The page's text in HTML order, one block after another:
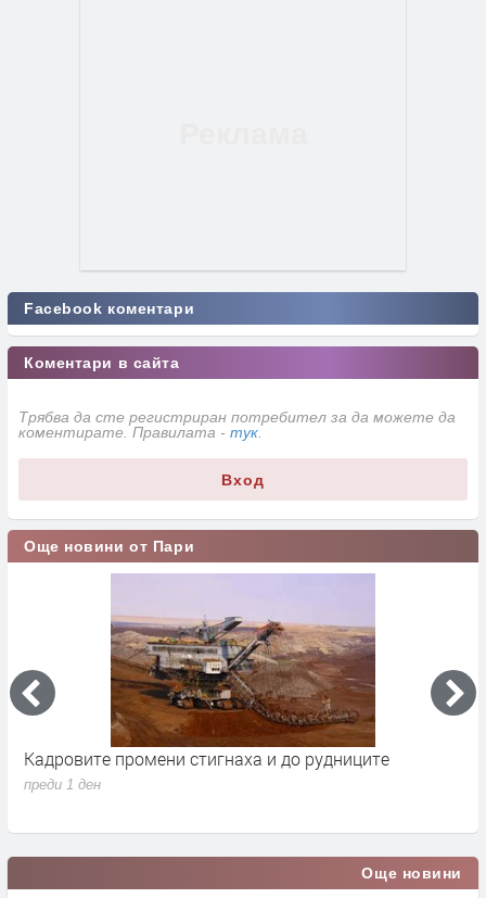
Facebook коментари
Коментари в сайта
Трябва да сте регистриран потребител за да можете да
коментирате. Правилата - тук
Вход
Още новини от Пари
Кадровите промени стигнаха и до рудниците
преди 1 ден
Още новини